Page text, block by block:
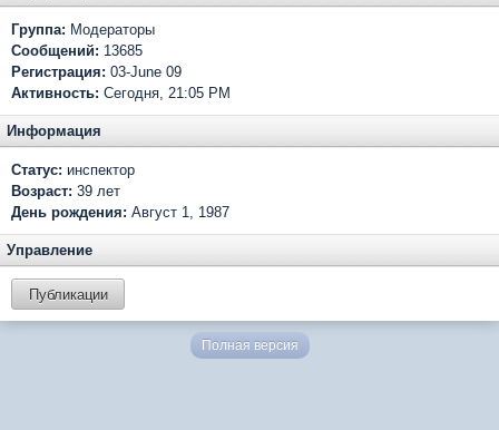
Группа: Модераторы
Сообщений: 13685
Регистрация: 03-June 09
Активность: Сегодня, 21:05 PM
Информация
Статус: инспектор
Возраст: 39 лет
День рождения: Август 1, 1987
Управление
Публикации
Полная версия